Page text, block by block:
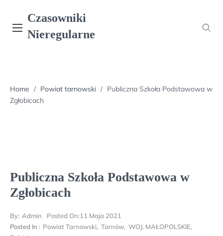
content
Czasowniki
Nieregularne
Home / Powiat tarnowski / Publiczna Szkoła Podstawowa w
Zgłobicach
Publiczna Szkoła Podstawowa w
Zgłobicach
By: Admin Posted On:11 Maja 2021
Posted In : Powiat Tarnowski, Tarnów, WOJ. MAŁOPOLSKIE,